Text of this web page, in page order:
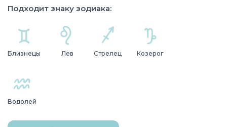
Подходит знаку зодиака:
Близнецы Лев Стрелец Козерог
Водолей